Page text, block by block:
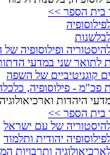
בית הספר >>
ופילוסופיה
לתואר שני במדעי
קוגניטיביים של השפה
פכ"מ - פילוסופיה,
היהדות וארכיאולוגיה
בית הספר >>
של עם ישראל
יהודית ותלמוד
ותרבויות